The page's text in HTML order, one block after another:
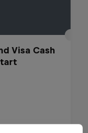
Visa Cash